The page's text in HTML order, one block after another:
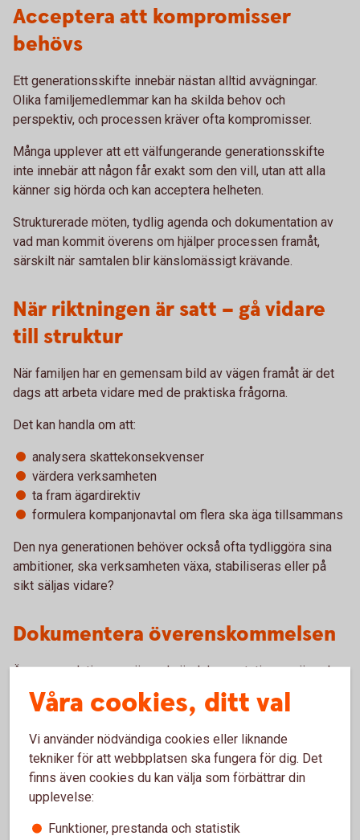
Acceptera att kompromisser
behövs
Ett generationsskifte innebär nästan alltid avvägningar.
Olika familjemedlemmar kan ha skilda behov och
perspektiv, och processen kräver ofta kompromisser.
Många upplever att ett välfungerande generationsskifte
inte innebär att någon får exakt som den vill, utan att alla
känner sig hörda och kan acceptera helheten.
Strukturerade möten, tydlig agenda och dokumentation av
vad man kommit överens om hjälper processen framåt,
särskilt när samtalen blir känslomässigt krävande.
När riktningen är satt – gå vidare
till struktur
När familjen har en gemensam bild av vägen framåt är det
dags att arbeta vidare med de praktiska frågorna.
Det kan handla om att:
analysera skattekonsekvenser
värdera verksamheten
ta fram ägardirektiv
formulera kompanjonavtal om flera ska äga tillsammans
Den nya generationen behöver också ofta tydliggöra sina
ambitioner, ska verksamheten växa, stabiliseras eller på
sikt säljas vidare?
Dokumentera överenskommelsen
Även om relationerna är goda är dokumentation avgörande.
Skriftliga överenskommelser skapar en gemensam
referenspunkt och minskar risken för framtida
Utöver juridiska avtal kan det vara värdefullt att skriva ett
gemensamt dokument som beskriver processen,
intentionerna och de principer familjen enats kring.
Våra cookies, ditt val
Vi använder nödvändiga cookies eller liknande
tekniker för att webbplatsen ska fungera för dig. Det
finns även cookies du kan välja som förbättrar din
upplevelse:
Funktioner, prestanda och statistik